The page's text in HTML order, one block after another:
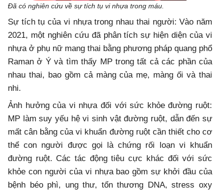
Đã có nghiên cứu về sự tích tụ vi nhựa trong máu.
Sự tích tụ của vi nhựa trong nhau thai người: Vào năm
2021, một nghiên cứu đã phân tích sự hiện diện của vi
nhựa ở phụ nữ mang thai bằng phương pháp quang phổ
Raman ở Ý và tìm thấy MP trong tất cả các phần của
nhau thai, bao gồm cả màng của mẹ, màng ối và thai
nhi.
Ảnh hưởng của vi nhựa đối với sức khỏe đường ruột:
MP làm suy yếu hệ vi sinh vật đường ruột, dẫn đến sự
mất cân bằng của vi khuẩn đường ruột cần thiết cho cơ
thể con người được gọi là chứng rối loạn vi khuẩn
đường ruột. Các tác động tiêu cực khác đối với sức
khỏe con người của vi nhựa bao gồm sự khởi đầu của
bệnh béo phì, ung thư, tổn thương DNA, stress oxy